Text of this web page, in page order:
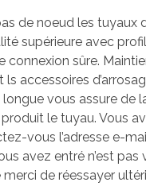
de noeud les tuyaux
supérieure avec
connexion sûre.
accessoires
vous assure de
le tuyau. Vous
vous l’adresse e-
avez entré n’est pas
merci de réessayer